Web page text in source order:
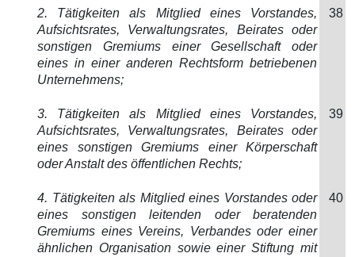
2. Tätigkeiten als Mitglied eines Vorstandes,
Aufsichtsrates, Verwaltungsrates, Beirates oder
sonstigen Gremiums einer Gesellschaft oder
eines in einer anderen Rechtsform betriebenen
Unternehmens;
38
3. Tätigkeiten als Mitglied eines Vorstandes,
Aufsichtsrates, Verwaltungsrates, Beirates oder
eines sonstigen Gremiums einer Körperschaft
oder Anstalt des öffentlichen Rechts;
39
4. Tätigkeiten als Mitglied eines Vorstandes oder
eines sonstigen leitenden oder beratenden
Gremiums eines Vereins, Verbandes oder einer
ähnlichen Organisation sowie einer Stiftung mit
40